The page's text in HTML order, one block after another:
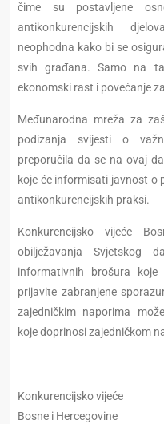
čime su postavljene
antikonkurencijskih
neophodna kako bi se
svih građana. Samo na
ekonomski rast i povećanje
Međunarodna mreža za
podizanja svijesti o
preporučila da se na ovaj
koje će informisati javnost o
antikonkurencijskih praksi.
Konkurencijsko vijeće
obilježavanja Svjetskog
informativnih brošura
prijavite zabranjene
zajedničkim naporima
koje doprinosi zajedničkom
Konkurencijsko vijeće
Bosne i Hercegovine